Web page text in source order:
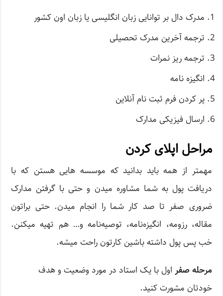
مدرک دال بر توانایی زبان انگلیسی یا زبان اون کشور
ترجمه آخرین مدرک تحصیلی
ترجمه ریز نمرات
انگیزه نامه
پر کردن فرم ثبت نام آنلاین
ارسال فیزیکی مدارک
مراحل اپلای کردن
مهمتر از همه باید بدانید که موسسه هایی هستن که با
دریافت پول به شما مشاوره میدن و حتی با گرفتن مدارک
ضروری صفر تا صد کار شما را انجام میدن. حتی براتون
مقاله، رزومه، انگیزه‌نامه، توصیه‌نامه و… هم تهیه میکنن.
خب پس پول داشته باشین کارتون راحت میشه.
مرحله صفر اول با یک استاد در مورد وضعیت و هدف
خودتان مشورت کنید.